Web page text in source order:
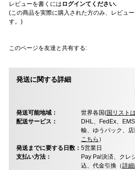
レビューを書くには ログインてください.
(この商品を実際に購入された方のみ、レビュ
す。)
このページを友達と共有する:
発送に関する詳細
発送可能地域： 世界各国(国リスト
配送サービス：
DHL、FedEx、
輸、ゆうパック、店
こちら ）
発送までに要する日数： 5営業日
支払い方法：
Pay Pal決済、クレ
込、代金引換（詳細